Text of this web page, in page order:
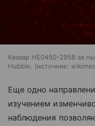
Квазар HE0450-2958 за
Hubble.
источник:
Еще одно
изучением
наблюдения